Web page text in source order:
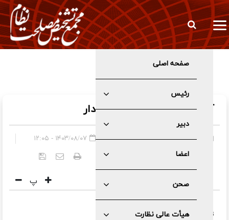
صفحه اصلی
رئیس
دبیر
اعضا
صحن
هیأت عالی نظارت
مخبر: تعرض به زیرساخت‌های ما بنای هژمونی شما را نابود می‌کند
آب، زیربنای مهم توسعه پایدار
صفحه اصلی»عمومی
۱۴۰۳/۰۸/۰۷ - ۱۲:۰۵
کد خبر:
پ
نویسنده